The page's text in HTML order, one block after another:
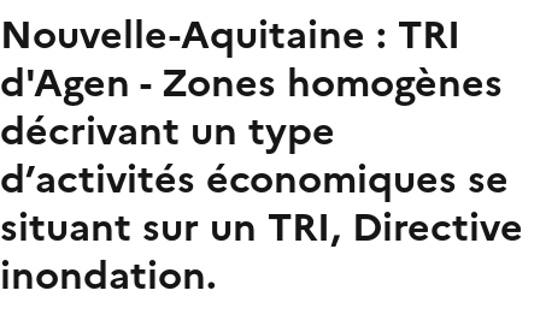
Nouvelle-Aquitaine : TRI
d'Agen - Zones homogènes
décrivant un type
d’activités économiques se
situant sur un TRI, Directive
inondation.